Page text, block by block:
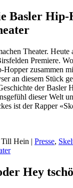
Basler Hip-
Theater. Heute
Premiere.
zusammen
an diesem Stück
der Basler
dieser Welt
ist der Rapper
Till Hein | Presse,
Hey